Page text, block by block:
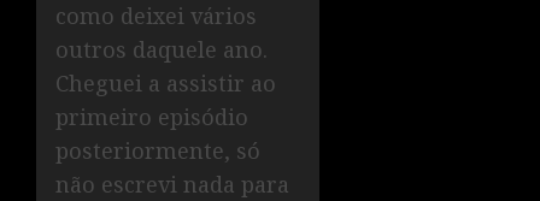
como deixei vários
outros daquele ano.
Cheguei a assistir ao
primeiro episódio
posteriormente, só
não escrevi nada para